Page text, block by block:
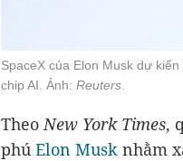
SpaceX của Elon Musk dự
chip AI. Ảnh: Reuters
TheoNew York Times,
phú Elon Musk nhằm